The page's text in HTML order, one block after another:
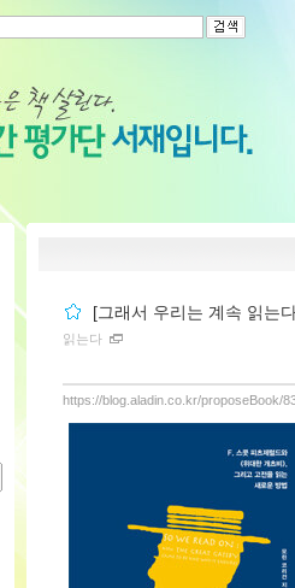
[그래서 우리는 계속 읽는
읽는다
https://blog.aladin.co.kr/proposeBook/